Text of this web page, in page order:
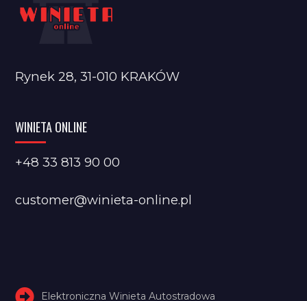
Rynek 28, 31-010 KRAKÓW
WINIETA ONLINE
+48 33 813 90 00
customer@winieta-online.pl
Elektroniczna Winieta Autostradowa